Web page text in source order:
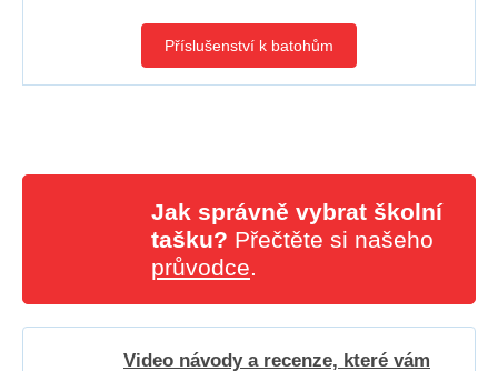
Příslušenství k batohům
Jak správně vybrat školní
tašku? Přečtěte si našeho
průvodce.
Video návody a recenze, které vám